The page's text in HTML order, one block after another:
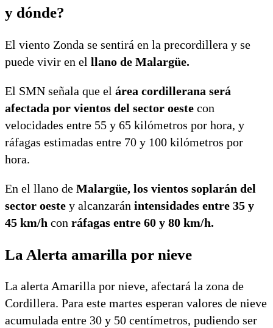
y dónde?
El viento Zonda se sentirá en la precordillera y se
puede vivir en el llano de Malargüe.
El SMN señala que el área cordillerana será
afectada por vientos del sector oeste con
velocidades entre 55 y 65 kilómetros por hora, y
ráfagas estimadas entre 70 y 100 kilómetros por
hora.
En el llano de Malargüe, los vientos soplarán del
sector oeste y alcanzarán intensidades entre 35 y
45 km/h con ráfagas entre 60 y 80 km/h.
La Alerta amarilla por nieve
La alerta Amarilla por nieve, afectará la zona de
Cordillera. Para este martes esperan valores de nieve
acumulada entre 30 y 50 centímetros, pudiendo ser